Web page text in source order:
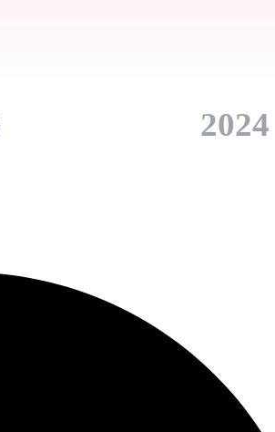
2024